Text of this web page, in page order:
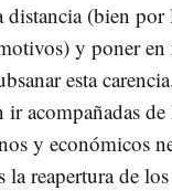
distancia (bien
y poner en
esta
ir acompañadas de
y económicos
la reapertura de